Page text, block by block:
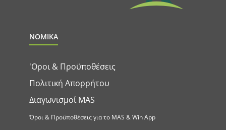
ΝΟΜΙΚΑ
'Οροι & Προϋποθέσεις
Πολιτική Απορρήτου
Διαγωνισμοί MAS
Όροι & Προϋποθέσεις για το MAS & Win App